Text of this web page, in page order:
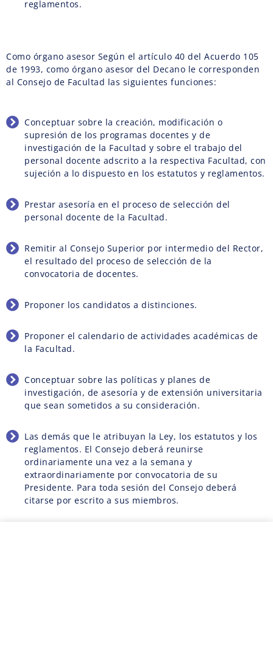
reglamentos.
Como órgano asesor Según el artículo 40 del Acuerdo 105
de 1993, como órgano asesor del Decano le corresponden
al Consejo de Facultad las siguientes funciones:
Conceptuar sobre la creación, modificación o
supresión de los programas docentes y de
investigación de la Facultad y sobre el trabajo del
personal docente adscrito a la respectiva Facultad, con
sujeción a lo dispuesto en los estatutos y reglamentos.
Prestar asesoría en el proceso de selección del
personal docente de la Facultad.
Remitir al Consejo Superior por intermedio del Rector,
el resultado del proceso de selección de la
convocatoria de docentes.
Proponer los candidatos a distinciones.
Proponer el calendario de actividades académicas de
la Facultad.
Conceptuar sobre las políticas y planes de
investigación, de asesoría y de extensión universitaria
que sean sometidos a su consideración.
Las demás que le atribuyan la Ley, los estatutos y los
reglamentos. El Consejo deberá reunirse
ordinariamente una vez a la semana y
extraordinariamente por convocatoria de su
Presidente. Para toda sesión del Consejo deberá
citarse por escrito a sus miembros.